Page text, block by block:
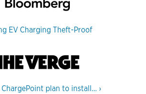
EV Charging Theft-Proof
ChargePoint plan to install… ›